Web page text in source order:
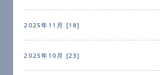
2025年11月 [18]
2025年10月 [23]